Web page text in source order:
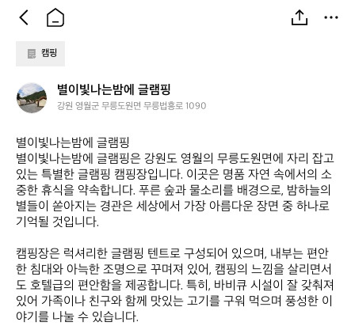
캠핑
별
이
나
는
밤
에
글
램
핑
별이빛나는밤에 글램핑
강원 영월군 무릉도원면 무릉법흥로 1090
별이빛나는밤에 글램핑
별이빛나는밤에 글램핑은 강원도 영월의 무릉도원면에 자리 잡고
있는 특별한 글램핑 캠핑장입니다. 이곳은 명품 자연 속에서의 소
중한 휴식을 약속합니다. 푸른 숲과 물소리를 배경으로, 밤하늘의
별들이 쏟아지는 경관은 세상에서 가장 아름다운 장면 중 하나로
기억될 것입니다.
캠핑장은 럭셔리한 글램핑 텐트로 구성되어 있으며, 내부는 편안
한 침대와 아늑한 조명으로 꾸며져 있어, 캠핑의 느낌을 살리면서
도 호텔급의 편안함을 제공합니다. 특히, 바비큐 시설이 잘 갖춰져
있어 가족이나 친구와 함께 맛있는 고기를 구워 먹으며 풍성한 이
야기를 나눌 수 있습니다.